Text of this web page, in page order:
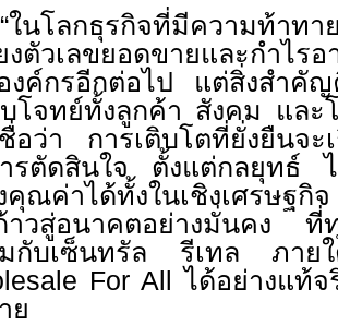
“ในโลกธุรกิจที่มีความท้าท
งตัวเลขยอดขายและกำไร
งค์กรอีกต่อไป แต่สิ่งสำคั
โจทย์ทั้งลูกค้า สังคม และ
ชื่อว่า การเติบโตที่ยั่งยืนจ
รตัดสินใจ ตั้งแต่กลยุทธ์
คุณค่าได้ทั้งในเชิงเศรษฐกิ
าวสู่อนาคตอย่างมั่นคง ที่
กับเซ็นทรัล รีเทล ภา
For All ได้อย่างแท้จ
ย